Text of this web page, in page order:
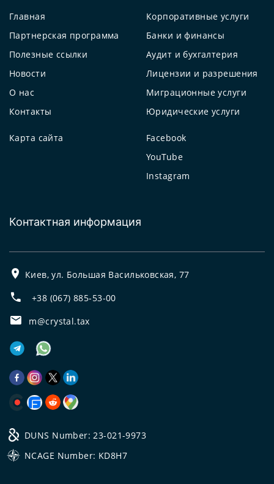
Главная
Партнерская программа
Полезные ссылки
Новости
О нас
Контакты
Корпоративные услуги
Банки и финансы
Аудит и бухгалтерия
Лицензии и разрешения
Миграционные услуги
Юридические услуги
Карта сайта
Facebook
YouTube
Instagram
Контактная информация
Киев, ул. Большая Васильковская, 77
+38 (067) 885-53-00
m@crystal.tax
DUNS Number: 23-021-9973
NCAGE Number: KD8H7